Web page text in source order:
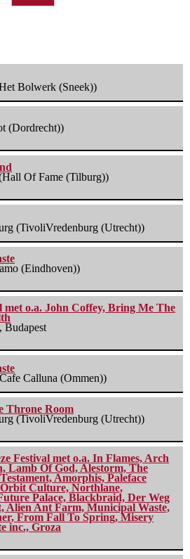
Bolwerk (Sneek))
(Dordrecht))
Of Fame (Tilburg))
(TivoliVredenburg (Utrecht))
(Eindhoven))
met o.a. John Coffey, Bring Me The
Budapest
Calluna (Ommen))
Throne Room
(TivoliVredenburg (Utrecht))
Festival met o.a. In Flames, Arch
Lamb Of God, Alestorm, The
Amorphis, Paleface
Orbit Culture, Northlane,
Palace, Blackbraid, Der Weg
Alien Ant Farm, Municipal Waste,
From Fall To Spring, Misery
inc., Groza